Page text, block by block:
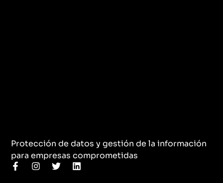
Protección de datos y gestión de la información
para empresas comprometidas
F
a
I
n
T
w
L
i